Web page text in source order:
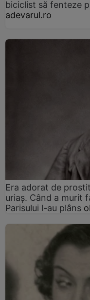
biciclist să fenteze
adevarul.ro
Era adorat de
uriaș. Când a murit
Parisului l-au plâns